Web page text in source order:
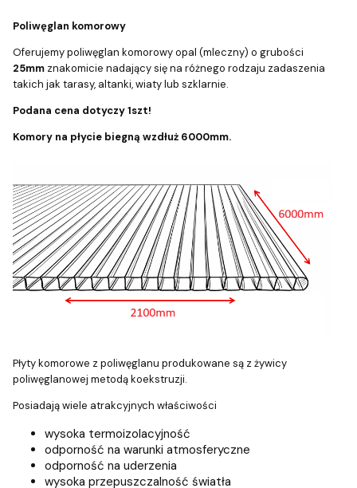
Poliwęglan komorowy
Oferujemy poliwęglan komorowy opal (mleczny) o grubości
25mm znakomicie nadający się na różnego rodzaju zadaszenia
takich jak tarasy, altanki, wiaty lub szklarnie.
Podana cena dotyczy 1szt!
Komory na płycie biegną wzdłuż 6000mm.
Płyty komorowe z poliwęglanu produkowane są z żywicy
poliwęglanowej metodą koekstruzji.
Posiadają wiele atrakcyjnych właściwości
wysoka termoizolacyjność
odporność na warunki atmosferyczne
odporność na uderzenia
wysoka przepuszczalność światła